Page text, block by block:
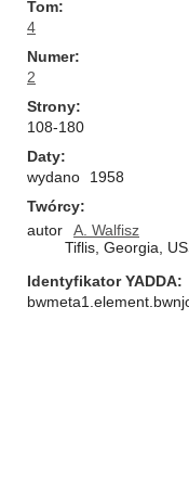
Tom
4
Numer
2
Strony
108-180
Daty
wydano
1958
Twórcy
autor
A. Walfisz
Tiflis, Georgia,
Identyfikator YADDA